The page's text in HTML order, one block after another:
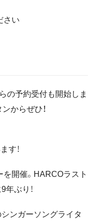
さい
の予約受付も開始しま
からぜひ！
す！
開催。HARCOラスト
ぶり！
ンガーソングライタ